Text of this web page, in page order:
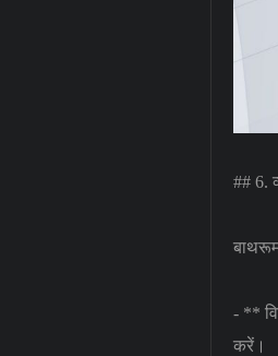
## 6.
- **
करें।